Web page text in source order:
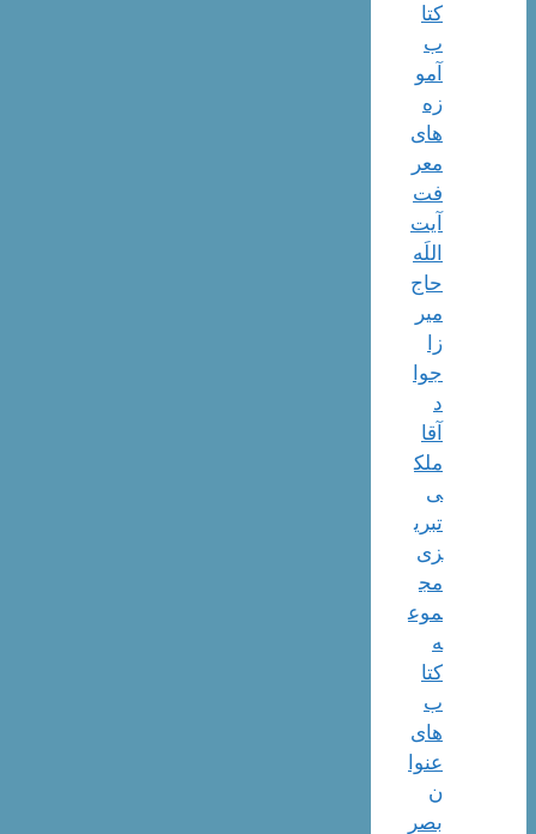
کتا
ب
آمو
زه
های
معر
فت
آیت
اللَه
حاج
میر
زا
جوا
د
آقا
ملک
ی
تبری
زی
مج
موع
ه
کتا
ب
های
عنوا
ن
بصر